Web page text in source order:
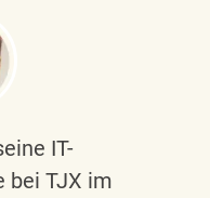
IT-
bei TJX im